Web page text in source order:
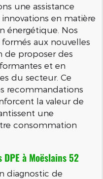
une assistance
en matière
énergétique. Nos
aux nouvelles
de proposer des
et en
du secteur. Ce
recommandations
la valeur de
une
consommation
à Moëslains 52
diagnostic de